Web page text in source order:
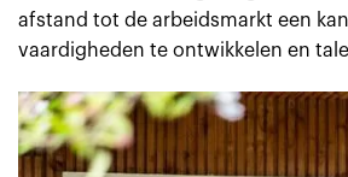
afstand tot de arbeidsmarkt een
vaardigheden te ontwikkelen en